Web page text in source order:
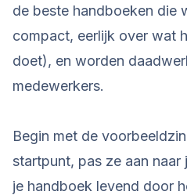
de beste handboeken die
compact, eerlijk over wat
doet), en worden
medewerkers.
Begin met de
startpunt, pas ze aan
je handboek levend door